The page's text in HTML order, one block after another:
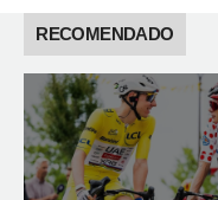
RECOMENDADO